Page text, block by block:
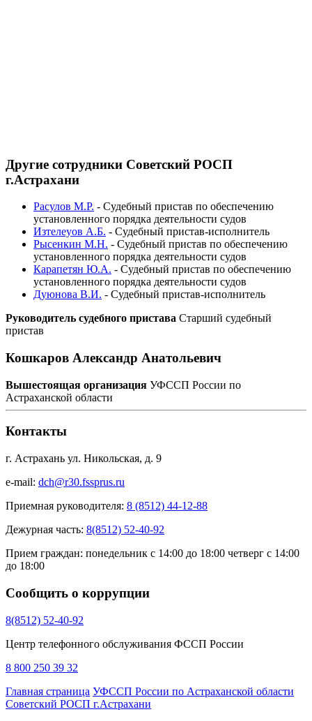
Другие сотрудники Советский РОСП
г.Астрахани
Расулов М.Р. - Судебный пристав по обеспечению
установленного порядка деятельности судов
Изтелеуов А.Б. - Судебный пристав-исполнитель
Рысенкин М.Н. - Судебный пристав по обеспечению
установленного порядка деятельности судов
Карапетян Ю.А. - Судебный пристав по обеспечению
установленного порядка деятельности судов
Дуюнова В.И. - Судебный пристав-исполнитель
Руководитель судебного пристава Старший судебный
пристав
Кошкаров Александр Анатольевич
Вышестоящая организация УФССП России по
Астраханской области
Контакты
г. Астрахань ул. Никольская, д. 9
e-mail: dch@r30.fssprus.ru
Приемная руководителя: 8 (8512) 44-12-88
Дежурная часть: 8(8512) 52-40-92
Прием граждан: понедельник с 14:00 до 18:00 четверг с 14:00
до 18:00
Сообщить о коррупции
8(8512) 52-40-92
Центр телефонного обслуживания ФССП России
8 800 250 39 32
Главная страница УФССП России по Астраханской области
Советский РОСП г.Астрахани